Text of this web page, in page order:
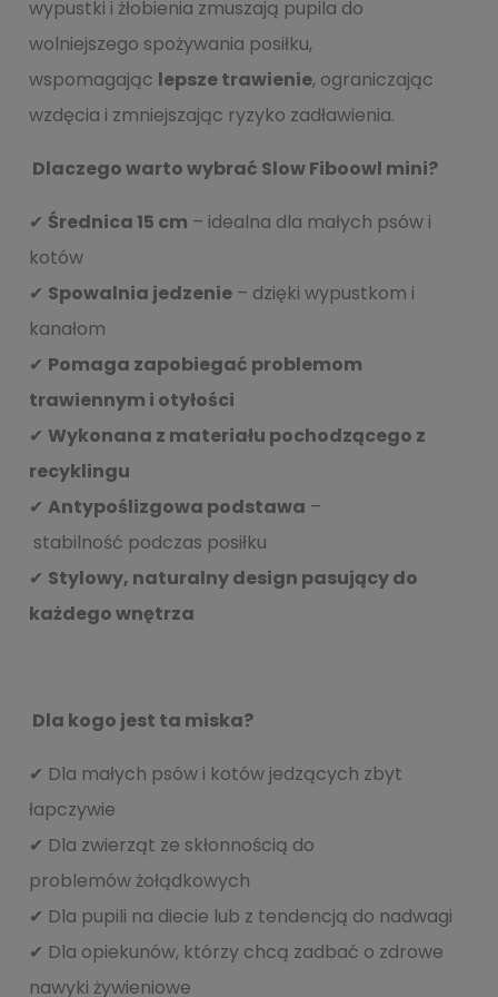
wypustki i żłobienia zmuszają pupila do
wolniejszego spożywania posiłku,
wspomagając lepsze trawienie, ograniczając
wzdęcia i zmniejszając ryzyko zadławienia.
Dlaczego warto wybrać Slow Fiboowl mini?
✔ Średnica 15 cm – idealna dla małych psów i
kotów
✔ Spowalnia jedzenie – dzięki wypustkom i
kanałom
✔ Pomaga zapobiegać problemom
trawiennym i otyłości
✔ Wykonana z materiału pochodzącego z
recyklingu
✔ Antypoślizgowa podstawa –
stabilność podczas posiłku
✔ Stylowy, naturalny design pasujący do
każdego wnętrza
Dla kogo jest ta miska?
✔ Dla małych psów i kotów jedzących zbyt
łapczywie
✔ Dla zwierząt ze skłonnością do
problemów żołądkowych
✔ Dla pupili na diecie lub z tendencją do nadwagi
✔ Dla opiekunów, którzy chcą zadbać o zdrowe
nawyki żywieniowe